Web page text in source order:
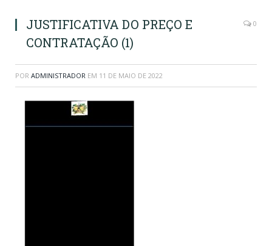
JUSTIFICATIVA DO PREÇO E
CONTRATAÇÃO (1)
0
POR ADMINISTRADOR EM 11 DE MAIO DE 2022